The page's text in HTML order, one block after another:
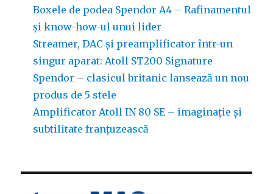
Boxele de podea Spendor A4 – Rafinamentul
și know-how-ul unui lider
Streamer, DAC și preamplificator într-un
singur aparat: Atoll ST200 Signature
Spendor – clasicul britanic lansează un nou
produs de 5 stele
Amplificator Atoll IN 80 SE – imaginație și
subtilitate franțuzească